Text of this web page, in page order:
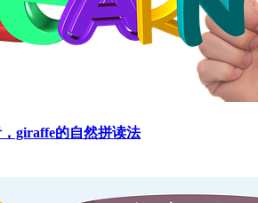
giraffe的自然拼读法